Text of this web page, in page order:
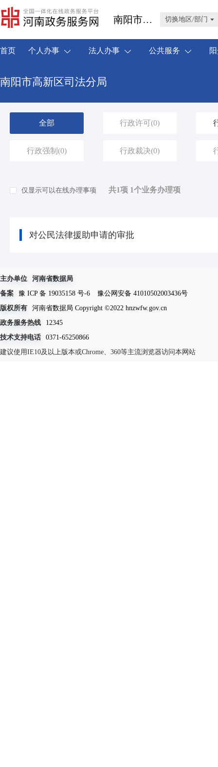
南阳市高新区 切换地区/部门
首页 个人办事 法人办事 公共服务
南阳市高新区司法分局
全部 行政许可(0)
行政强制 (0) 行政裁决(0)
仅显示可以在线办理事项 共1项 1个业务办理项
对公民法律援助申请的审批
主办单位
河南省数据局
备案
豫 ICP 备 19035158 号-6
豫公网安备 41010502003436号
版权所有
河南省数据局 Copyright ©2022 hnzwfw.gov.cn
政务服务热线
12345
技术支持电话
0371-65250866
建议使用IE10及以上版本或Chrome、360等主流浏览器访问本网站